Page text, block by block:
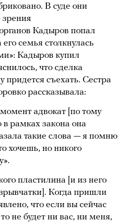
В суде они
зрения
Кадыров попал
семья столкнулась
Кадыров купил
что сделка
придется съехать. Сестра
рассказывала:
адвокат [по тому
в рамках закона она
такие слова — я помню
хочешь, но никого
пластилина [и из него
Когда пришли
что если вы сейчас
не будет ни вас, ни меня,